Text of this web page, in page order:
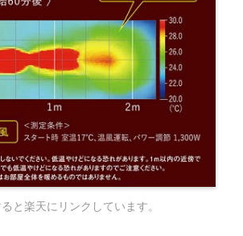
と楽天にリンクしています。